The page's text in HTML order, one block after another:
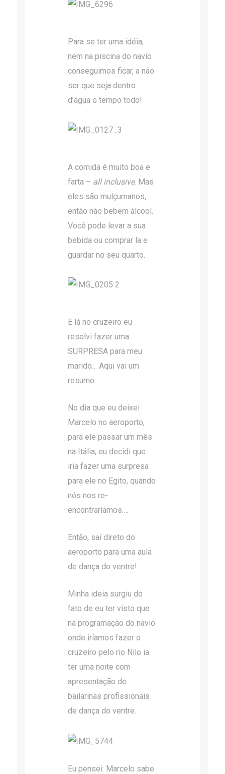
Para se ter uma idéia,
nem na piscina do navio
conseguimos ficar, a não
ser que seja dentro
d’água o tempo todo!
A comida é muito boa e
farta – all inclusive. Mas
eles são mulçumanos,
então não bebem álcool.
Você pode levar a sua
bebida ou comprar la e
guardar no seu quarto.
E lá no cruzeiro eu
resolvi fazer uma
SURPRESA para meu
marido… Aqui vai um
resumo:
No dia que eu deixei
Marcelo no aeroporto,
para ele passar um mês
na Itália, eu decidi que
iria fazer uma surpresa
para ele no Egito, quando
nós nos re-
encontraríamos….
Então, saí direto do
aeroporto para uma aula
de dança do ventre!
Minha ideia surgiu do
fato de eu ter visto que
na programação do navio
onde iríamos fazer o
cruzeiro pelo rio Nilo ia
ter uma noite com
apresentação de
bailarinas profissionais
de dança do ventre.
Eu pensei: Marcelo sabe